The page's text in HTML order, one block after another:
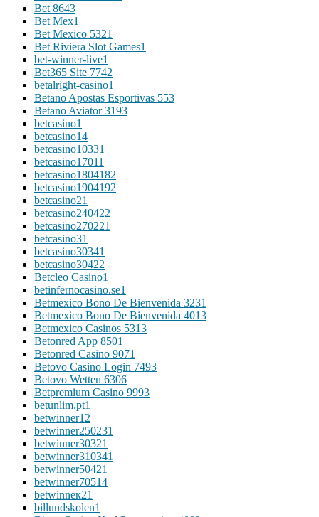
Bet 8643
Bet Mex1
Bet Mexico 5321
Bet Riviera Slot Games1
bet-winner-live1
Bet365 Site 7742
betalright-casino1
Betano Apostas Esportivas 553
Betano Aviator 3193
betcasino1
betcasino14
betcasino10331
betcasino17011
betcasino1804182
betcasino1904192
betcasino21
betcasino240422
betcasino270221
betcasino31
betcasino30341
betcasino30422
Betcleo Casino1
betinfernocasino.se1
Betmexico Bono De Bienvenida 3231
Betmexico Bono De Bienvenida 4013
Betmexico Casinos 5313
Betonred App 8501
Betonred Casino 9071
Betovo Casino Login 7493
Betovo Wetten 6306
Betpremium Casino 9993
betunlim.pt1
betwinner1 2
betwinner250231
betwinner30321
betwinner310341
betwinner50421
betwinner70514
betwinneк21
billundskolen1